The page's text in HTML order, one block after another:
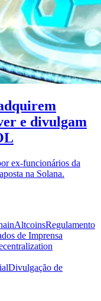
e divulgam
ex-funcionários da
na Solana.
AltcoinsRegulamento
de Imprensa
Divulgação de